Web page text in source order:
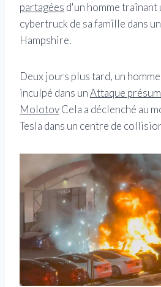
partagées d'un homme traînant
cybertruck de sa famille dans
Hampshire.
Deux jours plus tard, un homme
inculpé dans unAttaque
MolotovCela a déclenché au
Tesla dans un centre de